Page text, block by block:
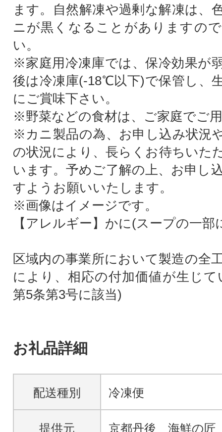
ます。自然解凍や過剰な解凍は、
ニが黒くなることがありますの
い。
※家庭用冷凍庫では、保冷効果が
後は冷凍庫(-18℃以下)で保管し、
にご賞味下さい。
※野菜などの食材は、ご家庭でご
※カニ製品の為、お申し込み状況
の状況により、長らくお待ちいた
います。予めご了解の上、お申し
すようお願いいたします。
※画像はイメージです。
【アレルギー】かに(スープの一部
区域内の事業所において製造の全
により、相応の付加価値が生じ
第5条第3号に該当)
お礼品詳細
配送種別 冷凍便
提供元 京都丹後 海鮮の